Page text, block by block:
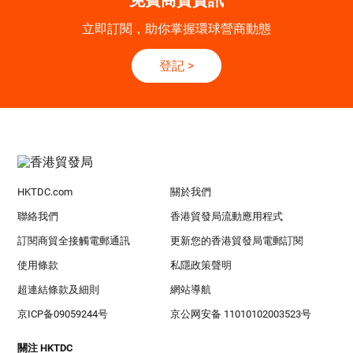
立即訂閱，助你掌握環球營商動態
登記 >
HKTDC.com 關於我們
聯絡我們 香港貿發局流動應用程式
訂閱商貿全接觸電郵通訊 更新您的香港貿發局電郵訂閱
使用條款 私隱政策聲明
超連結條款及細則 網站導航
京ICP备09059244号 京公网安备 11010102003523号
關注 HKTDC